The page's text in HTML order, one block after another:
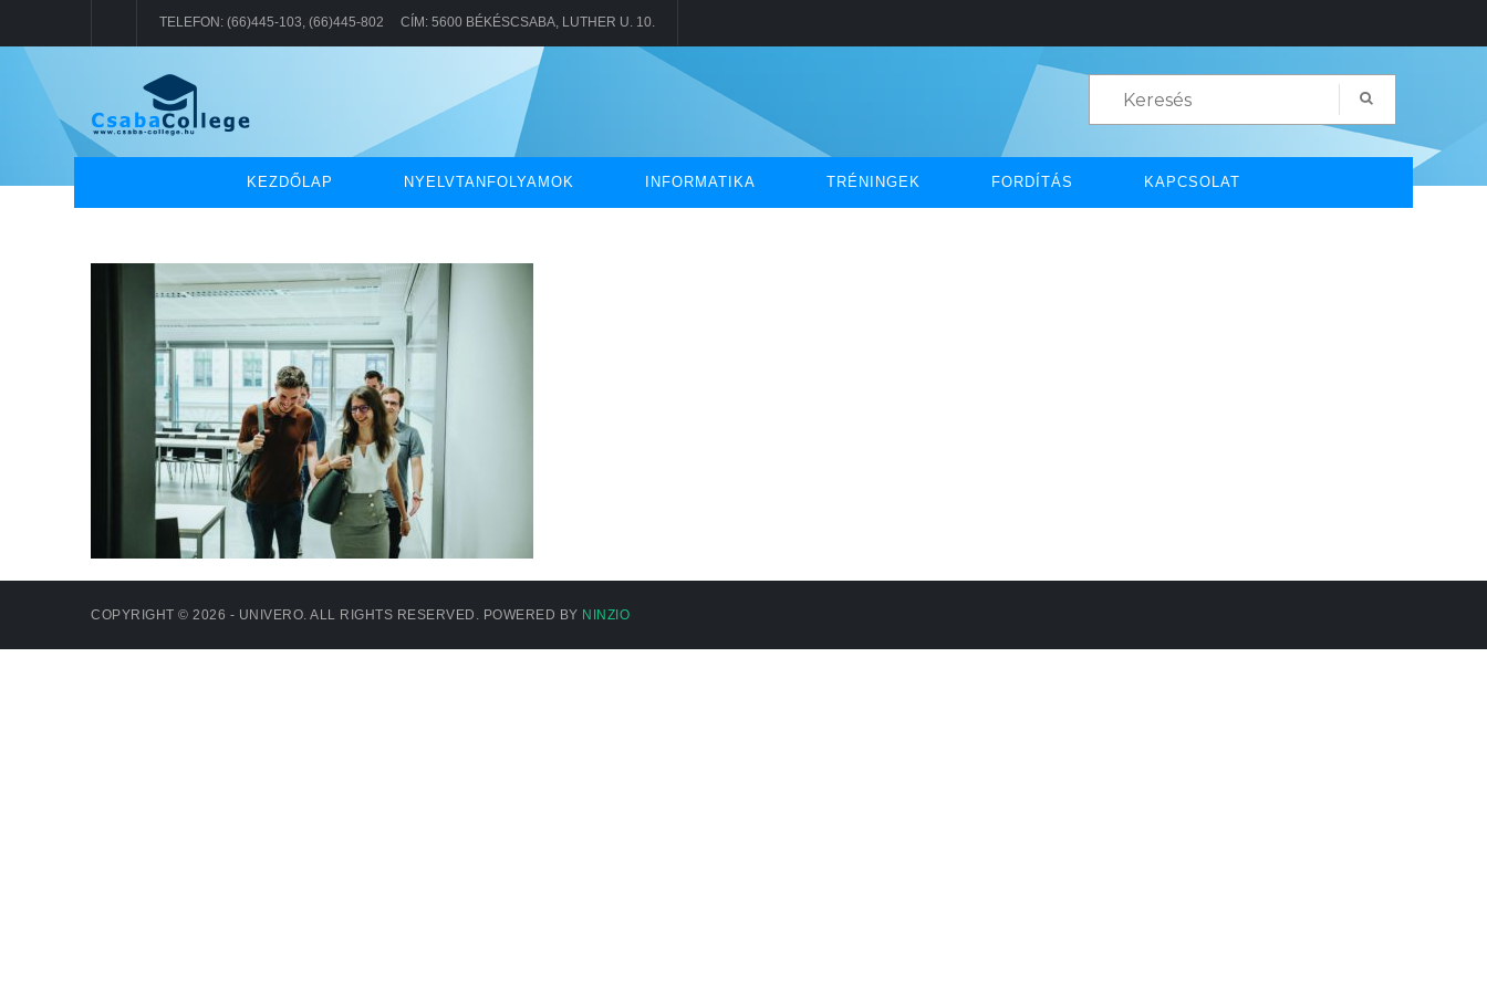
TELEFON: (66)445-103, (66)445-802 CÍM: 5600 BÉKÉSCSABA, LUTHER U. 10.
KEZDŐLAP NYELVTANFOLYAMOK INFORMATIKA TRÉNINGEK FORDÍTÁS KAPCSOLAT
COPYRIGHT © 2026 - UNIVERO. ALL RIGHTS RESERVED. POWERED BY NINZIO